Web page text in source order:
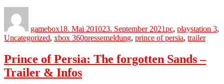
gamebox18. Mai 201023. September 2021pc, playstation 3,
Uncategorized, xbox 360Tags
pressemeldung, prince of persia, trailer
Prince of Persia: The forgotten Sands –
Trailer & Infos